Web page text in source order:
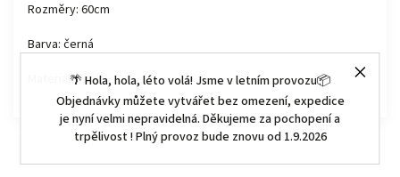
🌴 Hola, hola, léto volá! Jsme v letním provozu📦
Objednávky můžete vytvářet bez omezení, expedice
je nyní velmi nepravidelná. Děkujeme za pochopení a
trpělivost ! Plný provoz bude znovu od 1.9.2026
Rozměry: 60cm
Barva: černá
Materiál: papír